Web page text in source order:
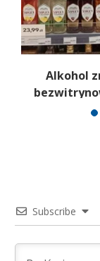
Alkohol
Subscribe